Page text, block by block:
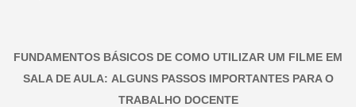
FUNDAMENTOS BÁSICOS DE COMO UTILIZAR UM FILME EM
SALA DE AULA: ALGUNS PASSOS IMPORTANTES PARA O
TRABALHO DOCENTE